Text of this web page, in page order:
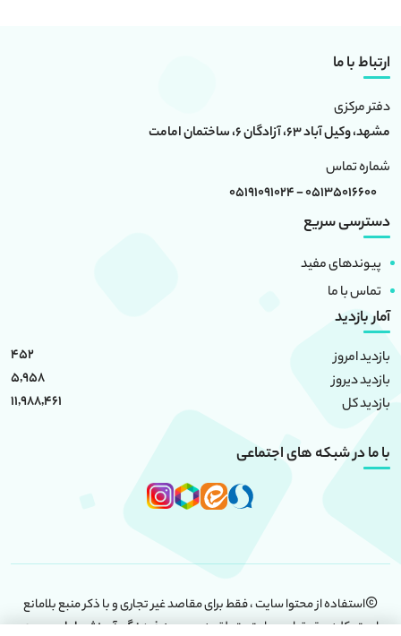
ارتباط با ما
دفتر مرکزی
مشهد، وکیل آباد 63، آزادگان 6، ساختمان امامت
شماره تماس
05135016600 - 05191091024
دسترسی سریع
پیوندهای مفید
تماس با ما
آمار بازدید
بازدید امروز
452
بازدید دیروز
5,958
بازدید کل
11,988,461
با ما در شبکه های اجتماعی
استفاده از محتوا سایت ، فقط برای مقاصد غیر تجاری و با ذکر منبع بلامانع
است. کلیه حقوق این سایت متعلق بهموسسه فرهنگی آموزشی امام حسین